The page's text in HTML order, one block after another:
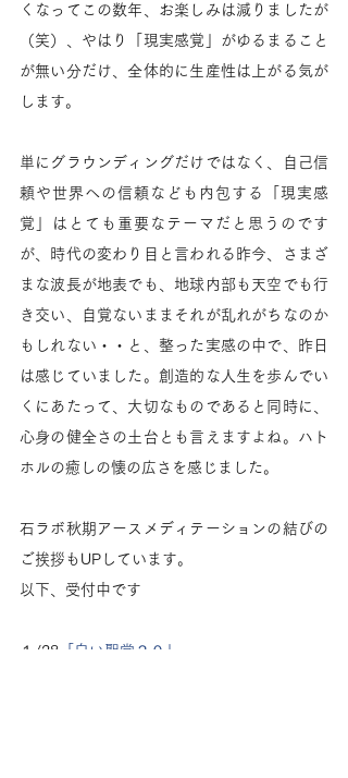
くなってこの数年、お楽しみは減りましたが
（笑）、やはり「現実感覚」がゆるまること
が無い分だけ、全体的に生産性は上がる気が
します。
単にグラウンディングだけではなく、自己信
頼や世界への信頼なども内包する「現実感
覚」はとても重要なテーマだと思うのです
が、時代の変わり目と言われる昨今、さまざ
まな波長が地表でも、地球内部も天空でも行
き交い、自覚ないままそれが乱れがちなのか
もしれない・・と、整った実感の中で、昨日
は感じていました。創造的な人生を歩んでい
くにあたって、大切なものであると同時に、
心身の健全さの土台とも言えますよね。ハト
ホルの癒しの懐の広さを感じました。
石ラボ秋期アースメディテーションの結びの
ご挨拶もUPしています。
以下、受付中です
１/28 「白い聖堂２０」